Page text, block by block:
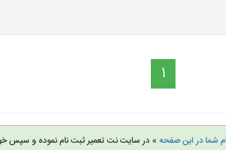
1
شما در این صفحه » در سایت نت تعمیر ثبت نام نموده و سپس